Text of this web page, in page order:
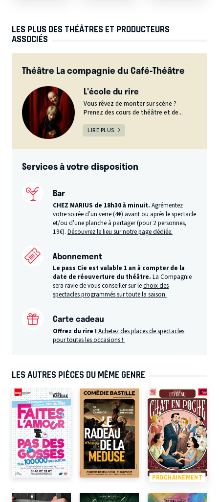
LES PLUS DES THÉÂTRES ET PRODUCTEURS
ASSOCIÉS
Théâtre La compagnie du Café-Théâtre
L'école du rire
Vous rêvez de monter sur scène ?
Prenez des cours de théâtre et de...
LIRE PLUS
Services à votre disposition
Bar
CHEZ MARIUS de 18h30 à minuit.Agrémentez
votre soirée d’un verre (4€) avant ou après le spectacle
et/ou d’une planche à partager (pour 2 personnes,
19€).Découvrez le lieu sur notre page dédiée.
Abonnement
Le pass Cie est valable 1 an à compter de la
date de réouverture du théâtre.La Compagnie
sera ravie de vous conseiller sur lechoix des
spectacles programmés sur toute la saison.
Carte cadeau
Offrez du rire ! Achetez des places de spectacles
pour toutes les occasions !
LES AUTRES PIÈCES DU MÊME GENRE
PROCHAINEMENT